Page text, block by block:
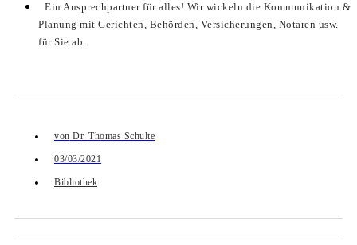
Ein Ansprechpartner für alles! Wir wickeln die Kommunikation &
Planung mit Gerichten, Behörden, Versicherungen, Notaren usw.
für Sie ab.
von Dr. Thomas Schulte
03/03/2021
Bibliothek